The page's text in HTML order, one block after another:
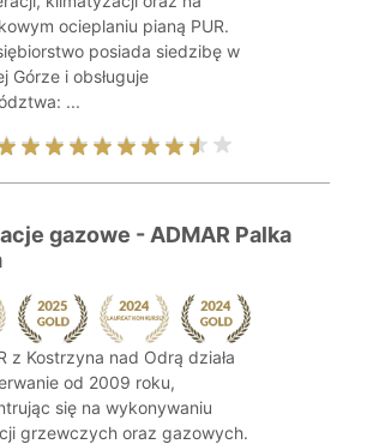
ocieplaniu pianą PUR.
posiada siedzibę w
Górze i obsługuje
...
gazowe - ADMAR Palka
z Kostrzyna nad Odrą działa
od 2009 roku,
się na wykonywaniu
grzewczych oraz gazowych.